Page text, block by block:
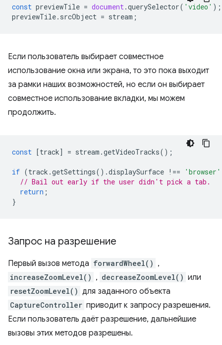
const previewTile = document.querySelector( 'video' );
previewTile. srcObject = stream ;
Если пользователь выбирает совместное
использование окна или экрана, то это пока выходит
за рамки наших возможностей, но если он выбирает
совместное использование вкладки, мы можем
продолжить.
const [track] = stream .getVideoTracks();
if (track .getSettings().displaySurface !== 'browser'
// Bail out early if the user didn't pick a tab.
return ;
}
Запрос на разрешение
Первый вызов метода forwardWheel() ,
increaseZoomLevel() , decreaseZoomLevel() или
resetZoomLevel() для заданного объекта
CaptureController приводит к запросу разрешения.
Если пользователь даёт разрешение, дальнейшие
вызовы этих методов разрешены.